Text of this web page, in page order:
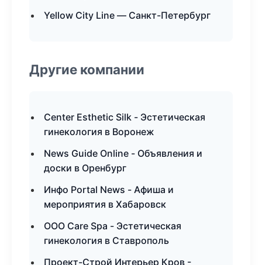
Yellow City Line — Санкт-Петербург
Другие компании
Center Esthetic Silk - Эстетическая
гинекология в Воронеж
News Guide Online - Объявления и
доски в Оренбург
Инфо Portal News - Афиша и
мероприятия в Хабаровск
ООО Care Spa - Эстетическая
гинекология в Ставрополь
Проект-Строй Интерьер Кров -